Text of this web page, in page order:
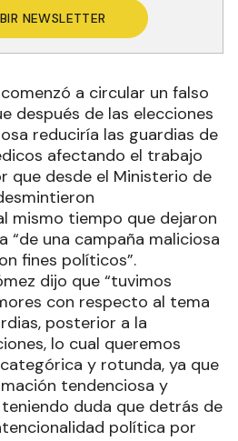
NEWSLETTER
a circular un falso
después de las elecciones
reduciría las guardias de
afectando el trabajo
que desde el Ministerio de
mismo tiempo que dejaron
“de una campaña maliciosa
fines políticos”.
dijo que “tuvimos
con respecto al tema
posterior a la
lo cual queremos
y rotunda, ya que
tendenciosa y
duda que detrás de
política por